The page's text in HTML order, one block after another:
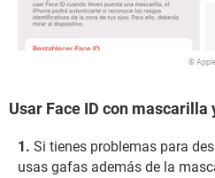
©
Usar Face ID con mascarilla
Si tienes problemas para
usas gafas además de la